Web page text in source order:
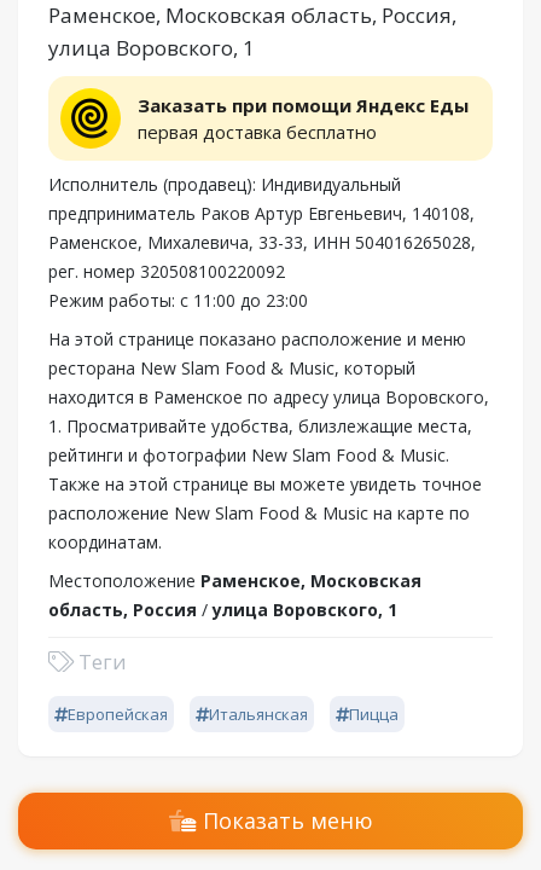
Раменское, Московская область, Россия,
улица Воровского, 1
Заказать при помощи Яндекс Еды
первая доставка бесплатно
Исполнитель (продавец): Индивидуальный
предприниматель Раков Артур Евгеньевич, 140108,
Раменское, Михалевича, 33-33, ИНН 504016265028,
рег. номер 320508100220092
Режим работы: с 11:00 до 23:00
На этой странице показано расположение и меню
ресторана New Slam Food & Music, который
находится в Раменское по адресу улица Воровского,
1. Просматривайте удобства, близлежащие места,
рейтинги и фотографии New Slam Food & Music.
Также на этой странице вы можете увидеть точное
расположение New Slam Food & Music на карте по
координатам.
Местоположение Раменское, Московская
область, Россия /улица Воровского, 1
Теги
Европейская Итальянская Пицца
Показать меню